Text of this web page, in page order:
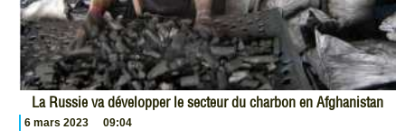
La Russie va développer le secteur du charbon en Afghanistan
6 mars 2023 09:04